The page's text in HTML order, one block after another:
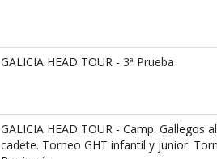
GALICIA HEAD TOUR - 3ª Prueba
GALICIA HEAD TOUR - Camp. Gallegos
cadete. Torneo GHT infantil y junior.